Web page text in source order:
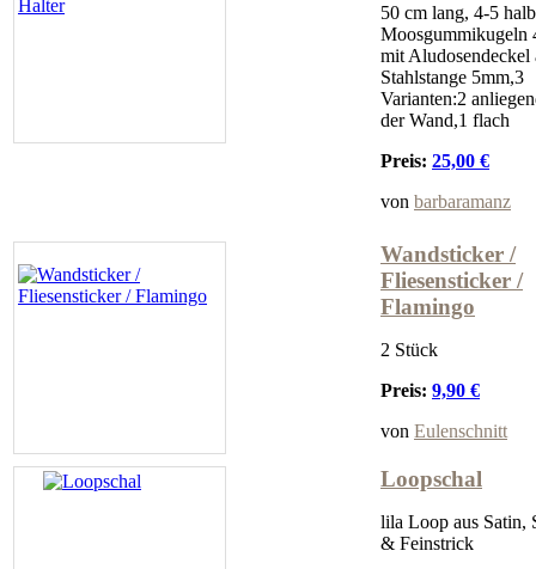
50 cm lang, 4-5
Moosgummikugeln
mit Aludosendeckel
Stahlstange 5mm,3
Varianten:2
der Wand,1 flach
Preis: 25,00 €
von barbaramanz
Wandsticker /
Fliesensticker /
Flamingo
2 Stück
Preis: 9,90 €
von Eulenschnitt
Loopschal
lila Loop aus Satin,
& Feinstrick